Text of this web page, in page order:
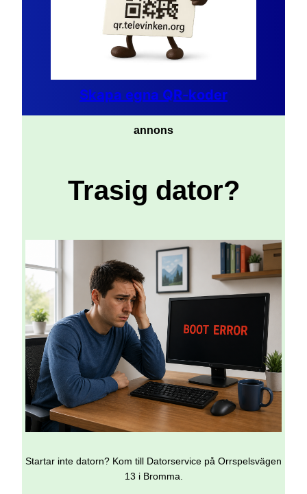
Skapa egna QR-koder
annons
Trasig dator?
Startar inte datorn? Kom till Datorservice på Orrspelsvägen
13 i Bromma.